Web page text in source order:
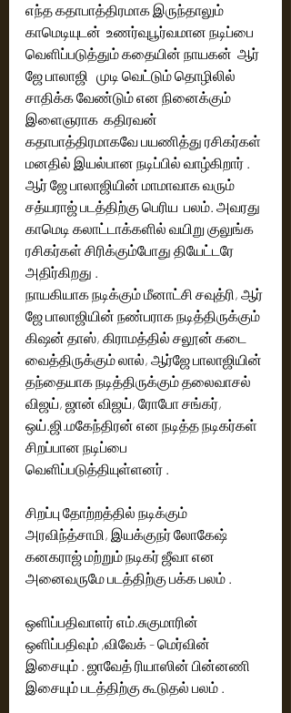
எந்த கதாபாத்திரமாக இருந்தாலும்
காமெடியுடன்  உணர்வுபூர்வமான நடிப்பை
வெளிப்படுத்தும் கதையின் நாயகன்  ஆர்
ஜே பாலாஜி   முடி வெட்டும் தொழிலில்
சாதிக்க வேண்டும் என நினைக்கும்
இளைஞராக  கதிரவன்
கதாபாத்திரமாகவே பயணித்து ரசிகர்கள்
மனதில் இயல்பான நடிப்பில் வாழ்கிறார் .
ஆர் ஜே பாலாஜியின் மாமாவாக வரும்
சத்யராஜ் படத்திற்கு பெரிய  பலம். அவரது
காமெடி கலாட்டாக்களில் வயிறு குலுங்க
ரசிகர்கள் சிரிக்கும்போது தியேட்டரே
அதிர்கிறது .
நாயகியாக நடிக்கும் மீனாட்சி சவுத்ரி, ஆர்
ஜே பாலாஜியின் நண்பராக நடித்திருக்கும்
கிஷன் தாஸ், கிராமத்தில் சலூன் கடை
வைத்திருக்கும் லால், ஆர்ஜே பாலாஜியின்
தந்தையாக நடித்திருக்கும் தலைவாசல்
விஜய், ஜான் விஜய், ரோபோ சங்கர்,
ஒய்.ஜி.மகேந்திரன் என நடித்த நடிகர்கள்
சிறப்பான நடிப்பை
வெளிப்படுத்தியுள்ளனர் .
சிறப்பு தோற்றத்தில் நடிக்கும்
அரவிந்த்சாமி, இயக்குநர் லோகேஷ்
கனகராஜ் மற்றும் நடிகர் ஜீவா என
அனைவருமே படத்திற்கு பக்க பலம் .
ஒளிப்பதிவாளர் எம்.சுகுமாரின்
ஒளிப்பதிவும் ,விவேக் - மெர்வின்
இசையும் . ஜாவேத் ரியாஸின் பின்னணி
இசையும் படத்திற்கு கூடுதல் பலம் .